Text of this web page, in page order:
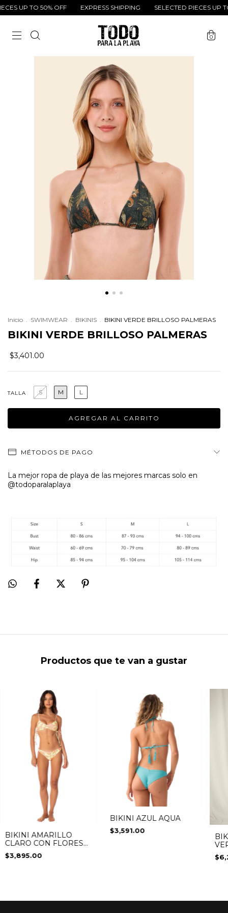
UP TO 50% OFF EXPRESS SHIPPING SELECTED PIECES UP
0
Inicio . SWIMWEAR . BIKINIS . BIKINI VERDE BRILLOSO PALMERAS
BIKINI VERDE BRILLOSO PALMERAS
$3,401.00
TALLA S M L
MÉTODOS DE PAGO
La mejor ropa de playa de las mejores marcas solo en
@todoparalaplaya
Productos que te van a gustar
BIKINI AMARILLO
CLARO CON FLORES
ROSAS
$3,895.00
BIKINI AZUL AQUA
$3,591.00